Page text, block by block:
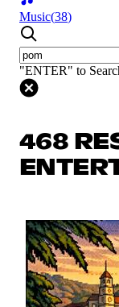
Music(38)
"ENTER" to
468